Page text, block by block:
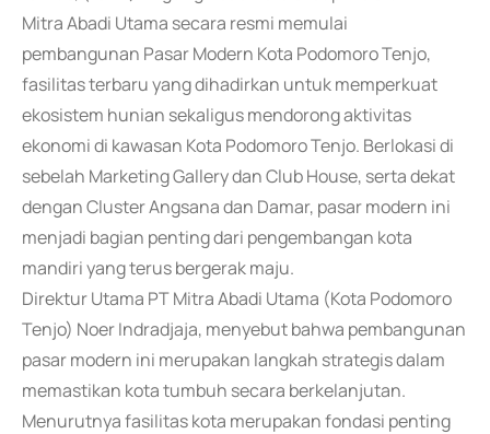
Mitra Abadi Utama secara resmi memulai
pembangunan Pasar Modern Kota Podomoro Tenjo,
fasilitas terbaru yang dihadirkan untuk memperkuat
ekosistem hunian sekaligus mendorong aktivitas
ekonomi di kawasan Kota Podomoro Tenjo. Berlokasi di
sebelah Marketing Gallery dan Club House, serta dekat
dengan Cluster Angsana dan Damar, pasar modern ini
menjadi bagian penting dari pengembangan kota
mandiri yang terus bergerak maju.
Direktur Utama PT Mitra Abadi Utama (Kota Podomoro
Tenjo) Noer Indradjaja, menyebut bahwa pembangunan
pasar modern ini merupakan langkah strategis dalam
memastikan kota tumbuh secara berkelanjutan.
Menurutnya fasilitas kota merupakan fondasi penting